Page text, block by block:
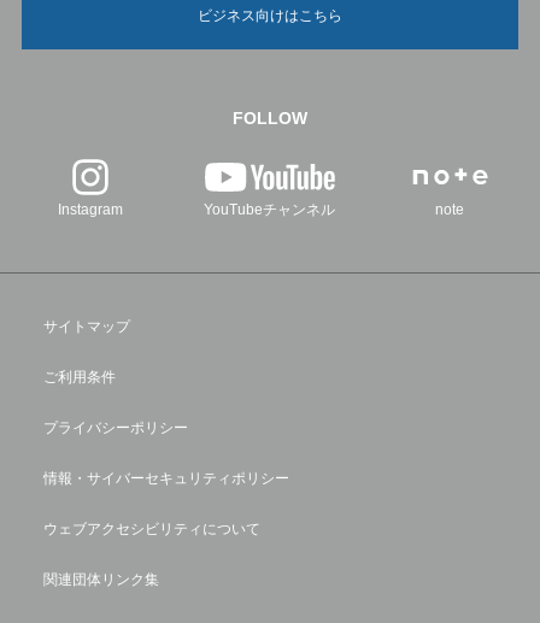
ビジネス向けはこちら
FOLLOW
Instagram YouTubeチャンネル note
サイトマップ
ご利用条件
プライバシーポリシー
情報・サイバーセキュリティポリシー
ウェブアクセシビリティについて
関連団体リンク集